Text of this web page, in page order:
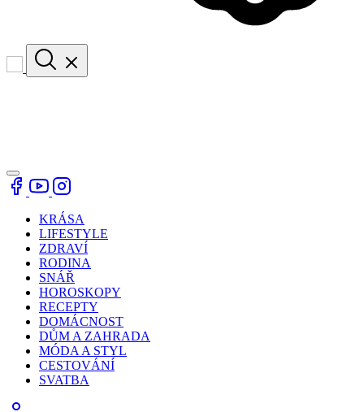
KRÁSA
LIFESTYLE
ZDRAVÍ
RODINA
SNÁŘ
HOROSKOPY
RECEPTY
DOMÁCNOST
DŮM A ZAHRADA
MÓDA A STYL
CESTOVÁNÍ
SVATBA